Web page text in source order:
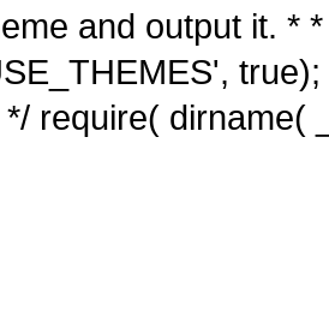
and output it. *
*/ require( dirname(